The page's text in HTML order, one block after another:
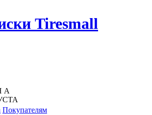
Tiresmall
А
Покупателям